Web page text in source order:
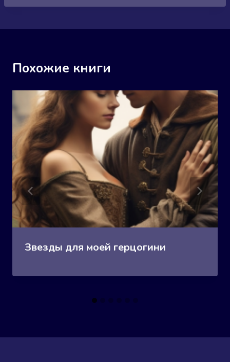
Похожие книги
Звезды для моей герцогини